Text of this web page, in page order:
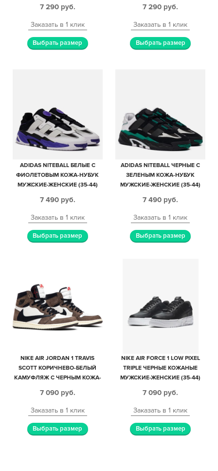
7 290 руб.
Заказать в 1 клик
Выбрать размер
7 290 руб.
Заказать в 1 клик
Выбрать размер
ADIDAS NITEBALL БЕЛЫЕ С
ФИОЛЕТОВЫМ КОЖА-НУБУК
МУЖСКИЕ-ЖЕНСКИЕ (35-44)
7 490 руб.
Заказать в 1 клик
Выбрать размер
ADIDAS NITEBALL ЧЕРНЫЕ С
ЗЕЛЕНЫМ КОЖА-НУБУК
МУЖСКИЕ-ЖЕНСКИЕ (35-44)
7 490 руб.
Заказать в 1 клик
Выбрать размер
NIKE AIR JORDAN 1 TRAVIS
SCOTT КОРИЧНЕВО-БЕЛЫЙ
КАМУФЛЯЖ С ЧЕРНЫМ КОЖА-
(35-44)
7 090 руб.
Заказать в 1 клик
Выбрать размер
NIKE AIR FORCE 1 LOW PIXEL
TRIPLE ЧЕРНЫЕ КОЖАНЫЕ
МУЖСКИЕ-ЖЕНСКИЕ (35-44)
7 090 руб.
Заказать в 1 клик
Выбрать размер